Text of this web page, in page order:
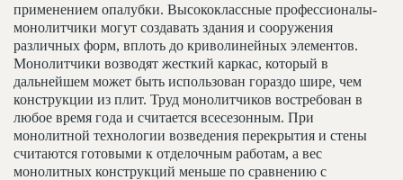
применением опалубки. Высококлассные профессионалы-
монолитчики могут создавать здания и сооружения
различных форм, вплоть до криволинейных элементов.
Монолитчики возводят жесткий каркас, который в
дальнейшем может быть использован гораздо шире, чем
конструкции из плит. Труд монолитчиков востребован в
любое время года и считается всесезонным. При
монолитной технологии возведения перекрытия и стены
считаются готовыми к отделочным работам, а вес
монолитных конструкций меньше по сравнению с